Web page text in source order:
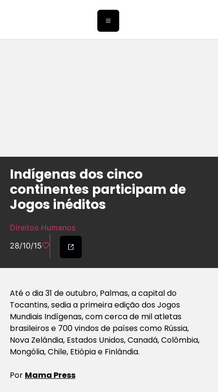
Indígenas dos cinco
continentes participam de
Jogos inéditos
Direitos Humanos
28/10/15
Até o dia 31 de outubro, Palmas, a capital do
Tocantins, sedia a primeira edição dos Jogos
Mundiais Indígenas, com cerca de mil atletas
brasileiros e 700 vindos de países como Rússia,
Nova Zelândia, Estados Unidos, Canadá, Colômbia,
Mongólia, Chile, Etiópia e Finlândia.
Por Mama Press